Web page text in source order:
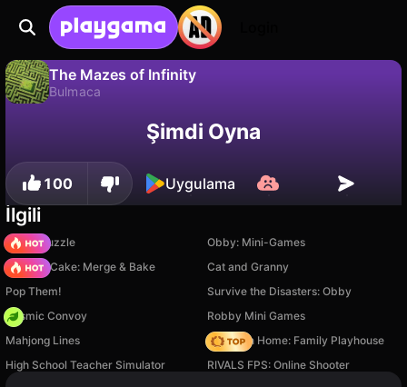
The Mazes of Infinity
Bulmaca
İlerlemeyi kaydet! Hayır
Şimdi Oyna
100 Uygulama
İlgili
Arrow Puzzle
Obby: Mini-Games
Piece of Cake: Merge & Bake
Cat and Granny
Pop Them!
Survive the Disasters: Obby
Cosmic Convoy
Robby Mini Games
Mahjong Lines
My Town Home: Family Playhouse
High School Teacher Simulator
RIVALS FPS: Online Shooter